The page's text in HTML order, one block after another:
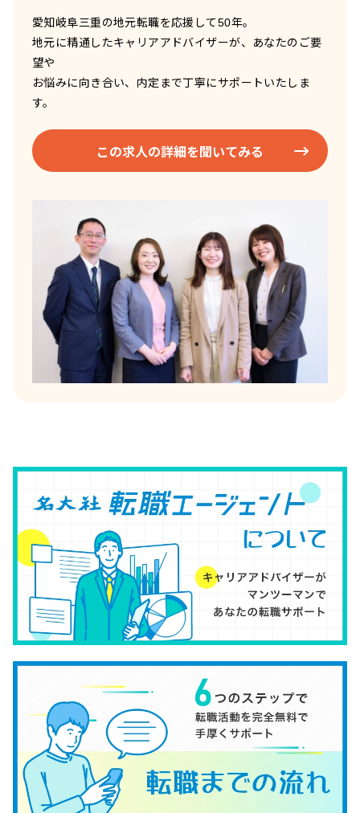
愛知岐阜三重の地元転職を応援して50年。
地元に精通したキャリアアドバイザーが、あなたのご要
望や
お悩みに向き合い、内定まで丁寧にサポートいたしま
す。
この求人の詳細を聞いてみる